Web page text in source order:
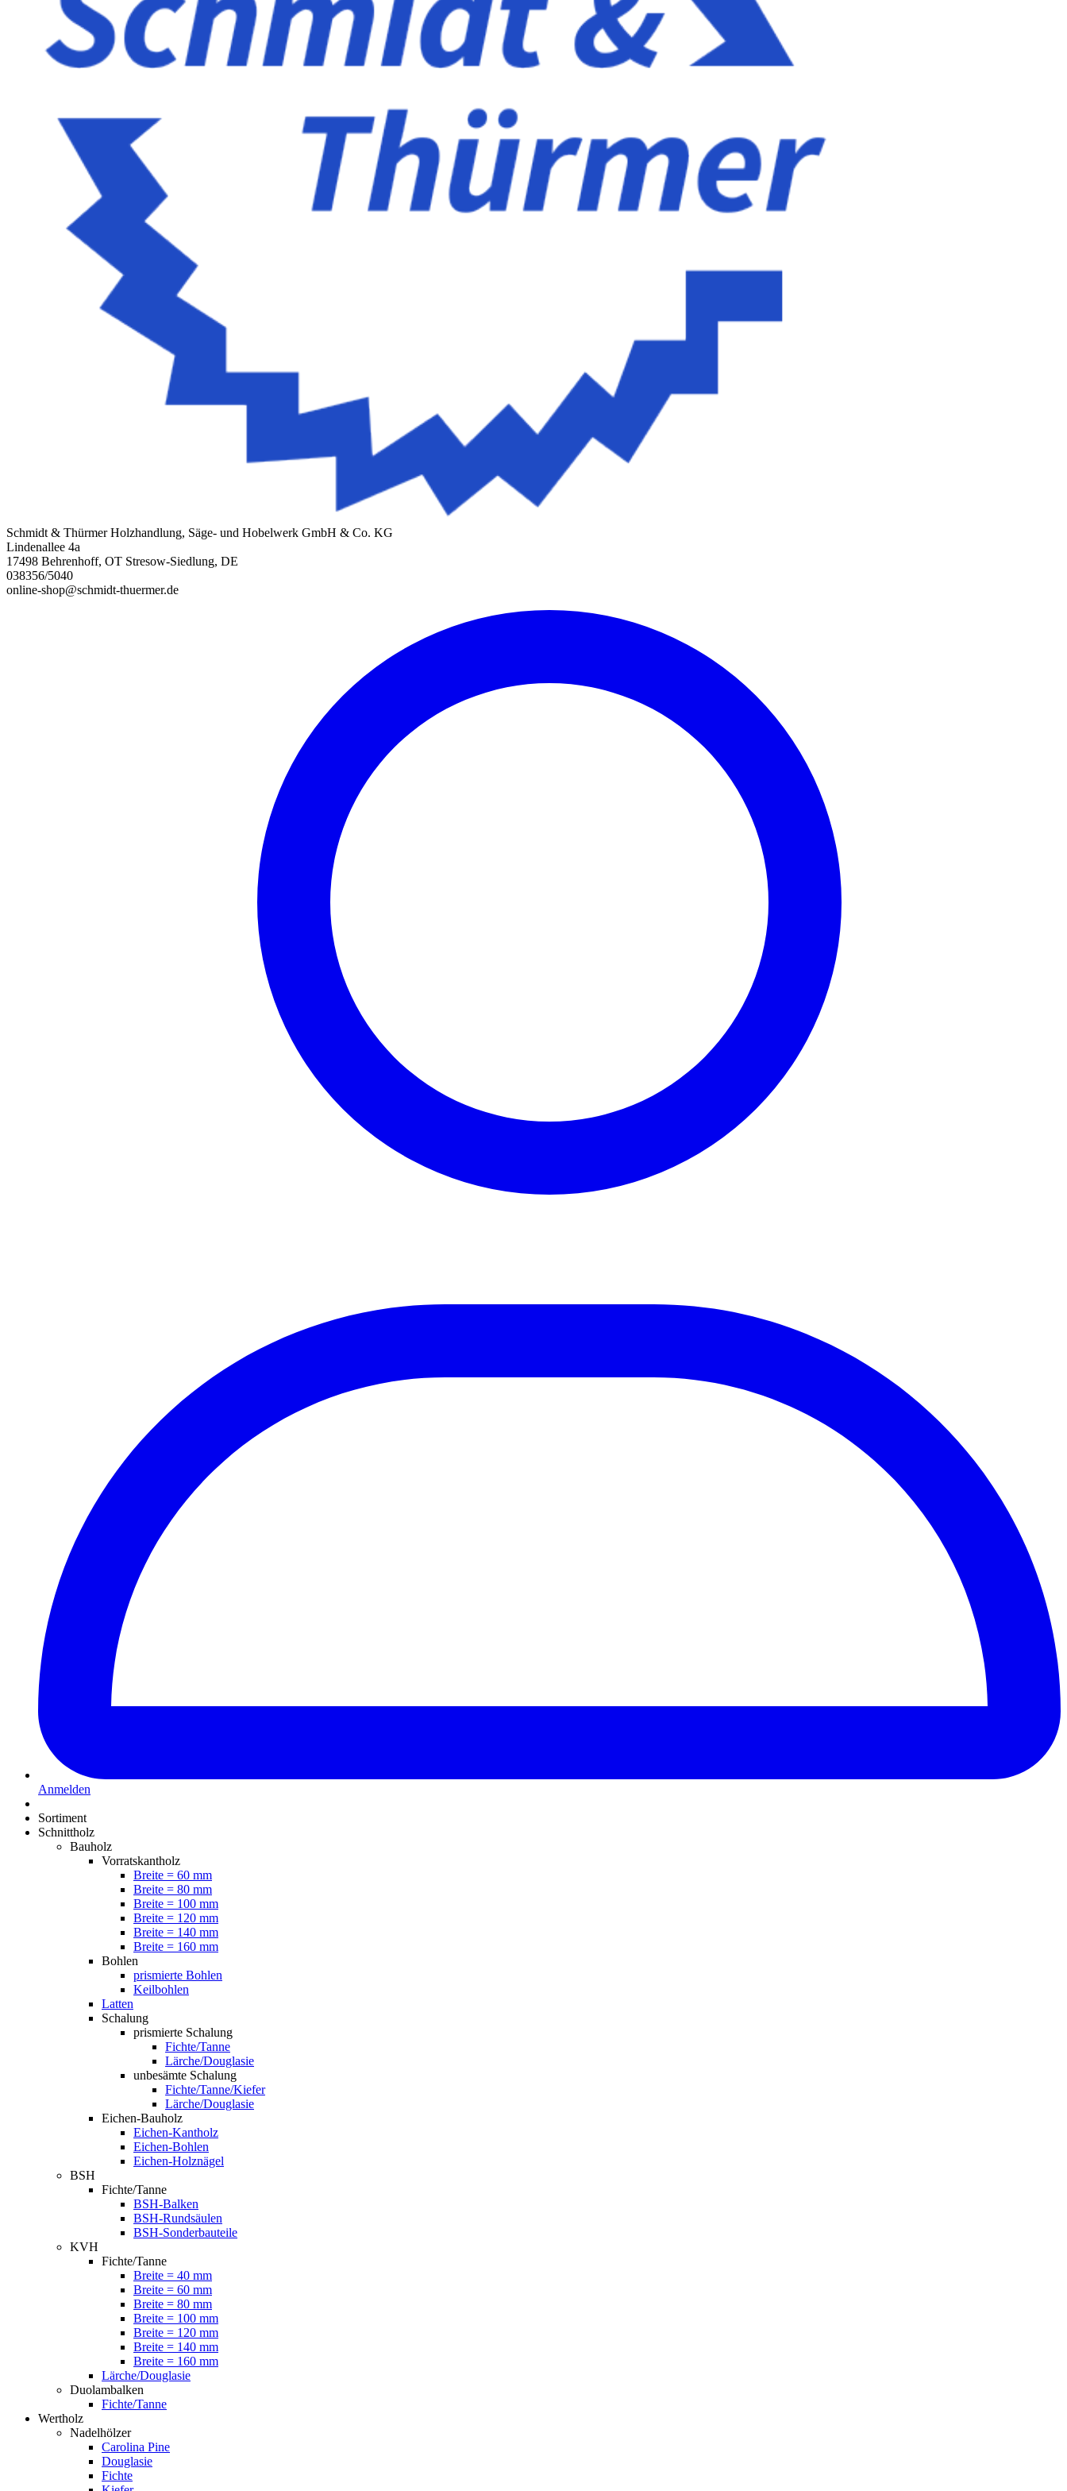
Schmidt & Thürmer Holzhandlung, Säge- und Hobelwerk GmbH & Co. KG
Lindenallee 4a
17498 Behrenhoff, OT Stresow-Siedlung, DE
038356/5040
online-shop@schmidt-thuermer.de
Anmelden
Sortiment
Schnittholz
Bauholz
Vorratskantholz
Breite = 60 mm
Breite = 80 mm
Breite = 100 mm
Breite = 120 mm
Breite = 140 mm
Breite = 160 mm
Bohlen
prismierte Bohlen
Keilbohlen
Latten
Schalung
prismierte Schalung
Fichte/Tanne
Lärche/Douglasie
unbesämte Schalung
Fichte/Tanne/Kiefer
Lärche/Douglasie
Eichen-Bauholz
Eichen-Kantholz
Eichen-Bohlen
Eichen-Holznägel
BSH
Fichte/Tanne
BSH-Balken
BSH-Rundsäulen
BSH-Sonderbauteile
KVH
Fichte/Tanne
Breite = 40 mm
Breite = 60 mm
Breite = 80 mm
Breite = 100 mm
Breite = 120 mm
Breite = 140 mm
Breite = 160 mm
Lärche/Douglasie
Duolambalken
Fichte/Tanne
Wertholz
Nadelhölzer
Carolina Pine
Douglasie
Fichte